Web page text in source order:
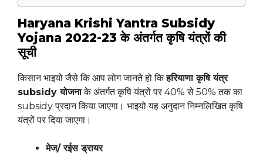
Haryana Krishi Yantra Subsidy
Yojana 2022-23 के अंतर्गत कृषि यंत्रों की
सूची
किसान भाइयो जैसे कि आप लोग जानते हो किहरियाणा कृषि यंत्र
subsidy योजनाके अंतर्गत कृषि यंत्रों पर 40% से 50% तक का
subsidy प्रदान किया जाएगा। भाइयो यह अनुदान निम्नलिखित कृषि
यंत्रों पर दिया जाएगा।
मेज/ रईस ड्रायर